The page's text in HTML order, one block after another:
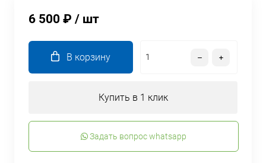
6 500 ₽ / шт
В корзину
Купить в 1 клик
Задать вопрос whatsapp